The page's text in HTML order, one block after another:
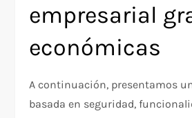
empresarial
económicas
A continuación, presentamos
basada en seguridad,